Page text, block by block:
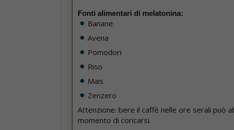
Fonti alimentari di melatonina:
Banane
Avena
Pomodori
Riso
Mais
Zenzero
Attenzione: bere il caffè nelle ore serali può
momento di coricarsi.